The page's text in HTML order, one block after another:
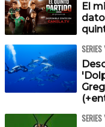
El
SERIES
SERIES